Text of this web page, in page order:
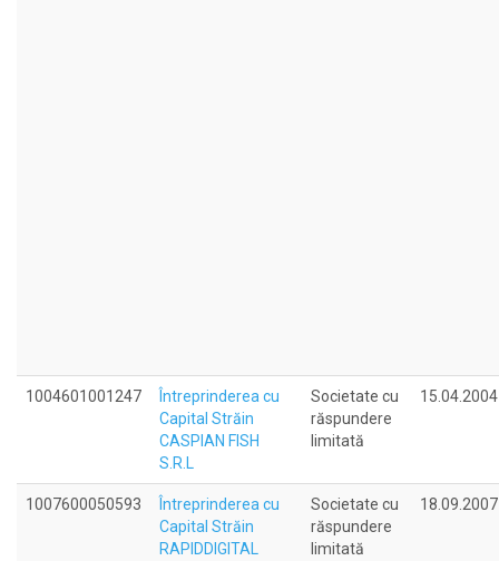
1004601001247
Întreprinderea cu
Capital Străin
CASPIAN FISH
S.R.L
Societate cu
răspundere
limitată
15.04.2004
1007600050593
Întreprinderea cu
Capital Străin
RAPIDDIGITAL
Societate cu
răspundere
limitată
18.09.2007